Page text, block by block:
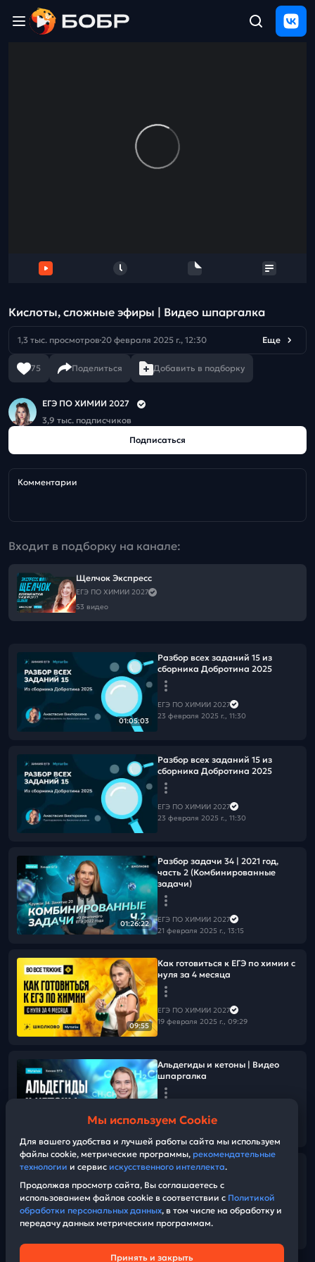
Кислоты, сложные эфиры | Видео шпаргалка
1,3 тыс. просмотров 20 февраля 2025 г., 12:30 Еще
75 Поделиться Добавить в подборку
ЕГЭ ПО ХИМИИ 2027
3,9 тыс. подписчиков
Подписаться
Комментарии
Входит в подборку на канале:
Щелчок Экспресс
ЕГЭ ПО ХИМИИ 2027
53 видео
01:05:03
Разбор всех заданий 15 из
сборника Добротина 2025
ЕГЭ ПО ХИМИИ 2027
23 февраля 2025 г., 11:30
Разбор всех заданий 15 из
сборника Добротина 2025
ЕГЭ ПО ХИМИИ 2027
23 февраля 2025 г., 11:30
01:26:22
Разбор задачи 34 | 2021 год,
часть 2 (Комбинированные
задачи)
ЕГЭ ПО ХИМИИ 2027
21 февраля 2025 г., 13:15
09:55
Как готовиться к ЕГЭ по химии с
нуля за 4 месяца
ЕГЭ ПО ХИМИИ 2027
19 февраля 2025 г., 09:29
27:35
Альдегиды и кетоны | Видео
шпаргалка
18 февраля 2025 г., 12:30
14:56
Курс подготовки к ЕГЭ на 100
Школково!
ЕГЭ ПО ХИМИИ 2027
Мы используем Cookie
Для вашего удобства и лучшей работы сайта мы используем
файлы cookie, метрические программы, рекомендательные
технологии и сервис искусственного интеллекта.
Продолжая просмотр сайта, Вы соглашаетесь с
использованием файлов cookie в соответствии с Политикой
обработки персональных данных, в том числе на обработку и
передачу данных метрическим программам.
Принять и закрыть